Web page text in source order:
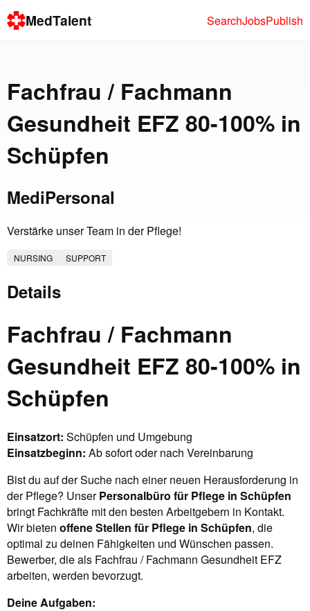
MedTalent SearchJobsPublish
Fachfrau / Fachmann
Gesundheit EFZ 80-100% in
Schüpfen
MediPersonal
Verstärke unser Team in der Pflege!
NURSING SUPPORT
Details
Fachfrau / Fachmann
Gesundheit EFZ 80-100% in
Schüpfen
Einsatzort: Schüpfen und Umgebung
Einsatzbeginn: Ab sofort oder nach Vereinbarung
Bist du auf der Suche nach einer neuen Herausforderung in
der Pflege? UnserPersonalbüro für Pflege in Schüpfen
bringt Fachkräfte mit den besten Arbeitgebern in Kontakt.
Wir bieten offene Stellen für Pflege in Schüpfen, die
optimal zu deinen Fähigkeiten und Wünschen passen.
Bewerber, die als Fachfrau / Fachmann Gesundheit EFZ
arbeiten, werden bevorzugt.
Deine Aufgaben: